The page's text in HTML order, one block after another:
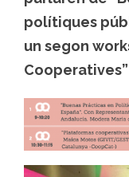
polítiques
un segon
Cooperatives”